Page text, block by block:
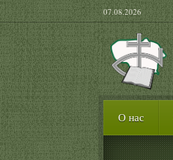
07.08.2026
О нас